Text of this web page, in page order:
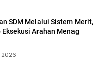
SDM Melalui Sistem Merit,
Arahan Menag
2026